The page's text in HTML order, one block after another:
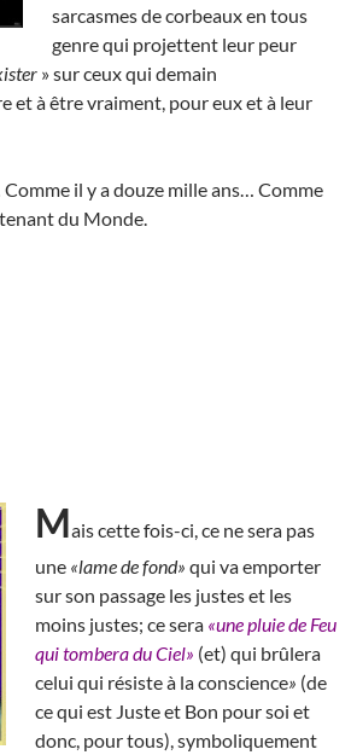
sarcasmes de corbeaux en tous
genre qui projettent leur peur
» sur ceux qui demain
et à être vraiment, pour eux et à leur
il y a douze mille ans… Comme
du Monde.
Mais cette fois-ci, ce ne sera pas
une «lame de fond» qui va emporter
sur son passage les justes et les
moins justes; ce sera «une pluie de Feu
qui tombera du Ciel» (et) qui brûlera
celui qui résiste à la conscience» (de
ce qui est Juste et Bon pour soi et
donc, pour tous), symboliquement